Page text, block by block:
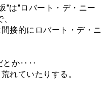
"は"ロバート・デ・ニー
接的にロバート・デ・ニ
とか‥‥
れていたりする。